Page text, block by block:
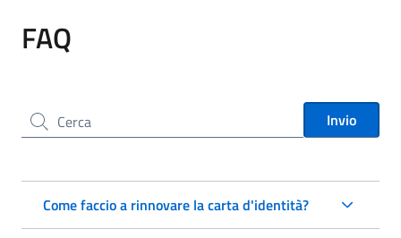
FAQ
Cerca nel sito Invio
Come faccio a rinnovare la carta d'identità?